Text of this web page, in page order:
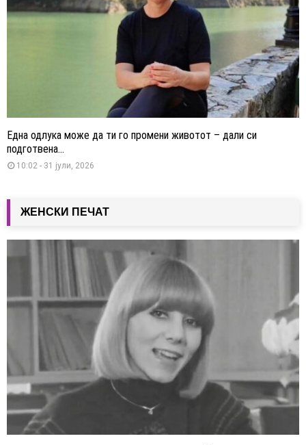
Една одлука може да ти го промени животот – дали си
подготвена...
10:02 - 31 јули, 2026
ЖЕНСКИ ПЕЧАТ